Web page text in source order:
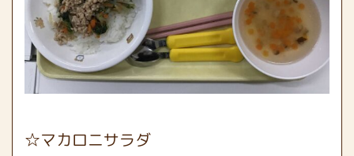
☆マカロニサラダ